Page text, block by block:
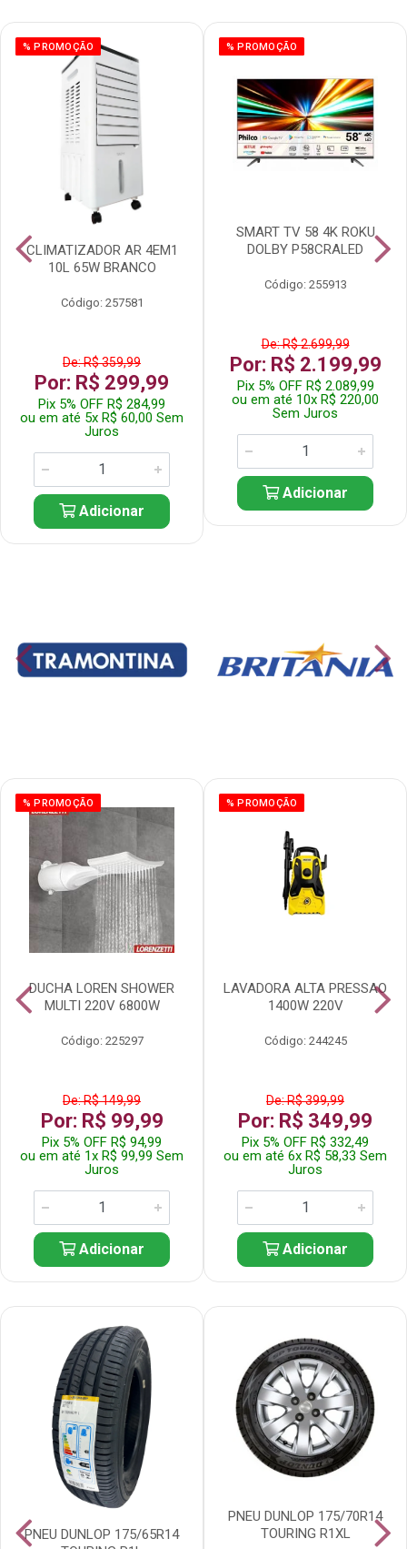
% PROMOÇÃO
CLIMATIZADOR AR 4EM1
10L 65W BRANCO
Código: 257581
De: R$ 359,99
Por: R$ 299,99
Pix 5% OFF R$ 284,99
ou em até 5x R$ 60,00 Sem
Juros
Adicionar
% PROMOÇÃO
SMART TV 58 4K ROKU
DOLBY P58CRALED
Código: 255913
De: R$ 2.699,99
Por: R$ 2.199,99
Pix 5% OFF R$ 2.089,99
ou em até 10x R$ 220,00
Sem Juros
Adicionar
% PROMOÇÃO
DUCHA LOREN SHOWER
MULTI 220V 6800W
Código: 225297
De: R$ 149,99
Por: R$ 99,99
Pix 5% OFF R$ 94,99
ou em até 1x R$ 99,99 Sem
Juros
Adicionar
% PROMOÇÃO
LAVADORA ALTA PRESSAO
1400W 220V
Código: 244245
De: R$ 399,99
Por: R$ 349,99
Pix 5% OFF R$ 332,49
ou em até 6x R$ 58,33 Sem
Juros
Adicionar
PNEU DUNLOP 175/65R14
PNEU DUNLOP 175/70R14
TOURING R1XL